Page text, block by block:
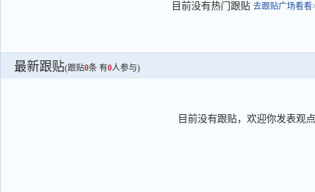
目前没有热门跟贴 去跟贴广场看看
最新跟贴(跟贴0条 有0人参与)
目前没有跟贴，欢迎你发表观点